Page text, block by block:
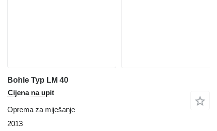
Bohle Typ LM 40
Cijena na upit
Oprema za miješanje
2013